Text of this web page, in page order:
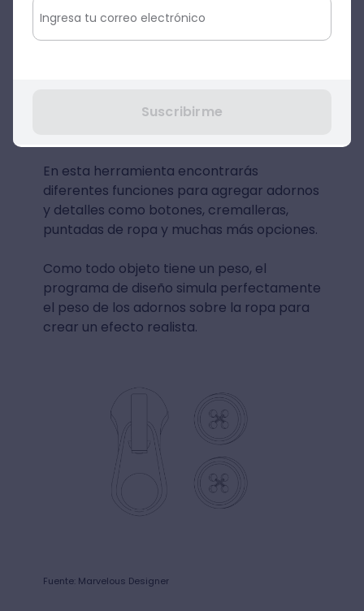
En esta herramienta encontrarás
diferentes funciones para agregar adornos
y detalles como botones, cremalleras,
puntadas de ropa y muchas más opciones.
Como todo objeto tiene un peso, el
programa de diseño simula perfectamente
el peso de los adornos sobre la ropa para
crear un efecto realista.
Fuente: Marvelous Designer
Suscribirme